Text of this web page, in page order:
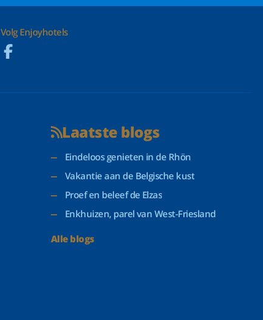
Volg Enjoyhotels
Laatste blogs
Eindeloos genieten in de Rhön
Vakantie aan de Belgische kust
Proef en beleef de Elzas
Enkhuizen, parel van West-Friesland
Alle blogs